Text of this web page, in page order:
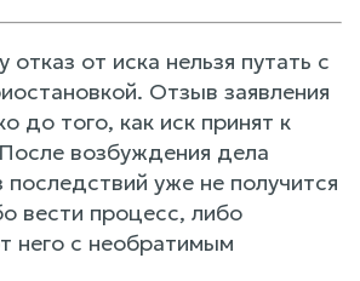
от иска нельзя путать с
Отзыв заявления
до того, как иск принят к
возбуждения дела
последствий уже не получится
вести процесс, либо
него с необратимым